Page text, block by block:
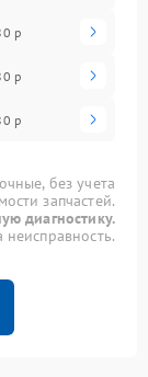
р
р
р
без учета
запчастей.
диагностику.